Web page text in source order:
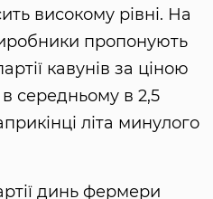
високому рівні. На
пропонують
кавунів за ціною
в середньому в 2,5
літа минулого
динь фермери